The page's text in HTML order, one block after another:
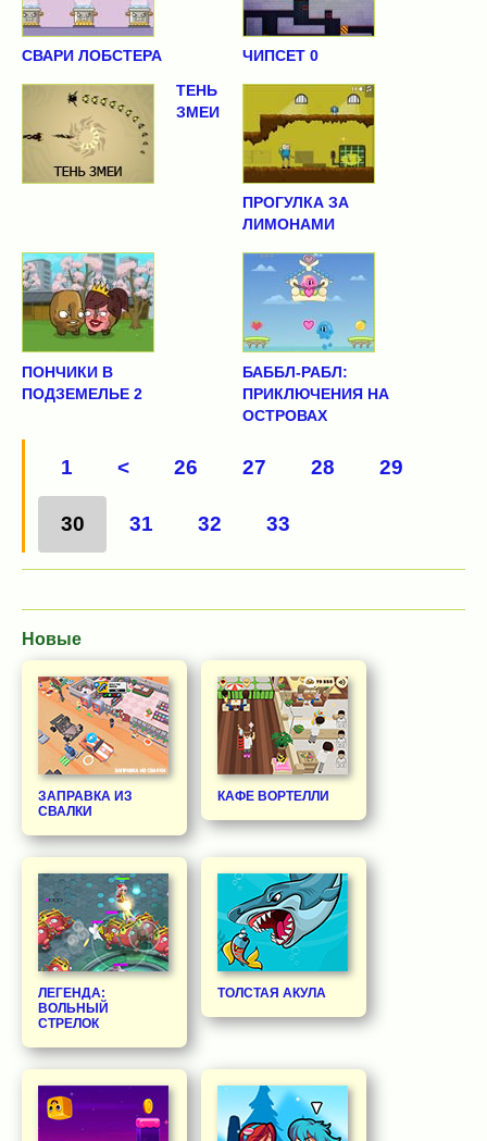
СВАРИ ЛОБСТЕРА
ЧИПСЕТ 0
ТЕНЬ
ЗМЕИ
ПРОГУЛКА ЗА
ЛИМОНАМИ
ПОНЧИКИ В
ПОДЗЕМЕЛЬЕ 2
БАББЛ-РАБЛ:
ПРИКЛЮЧЕНИЯ НА
ОСТРОВАХ
1 < 26 27 28 29
30 31 32 33
Новые
ЗАПРАВКА ИЗ
СВАЛКИ
КАФЕ ВОРТЕЛЛИ
ЛЕГЕНДА:
ВОЛЬНЫЙ
СТРЕЛОК
ТОЛСТАЯ АКУЛА